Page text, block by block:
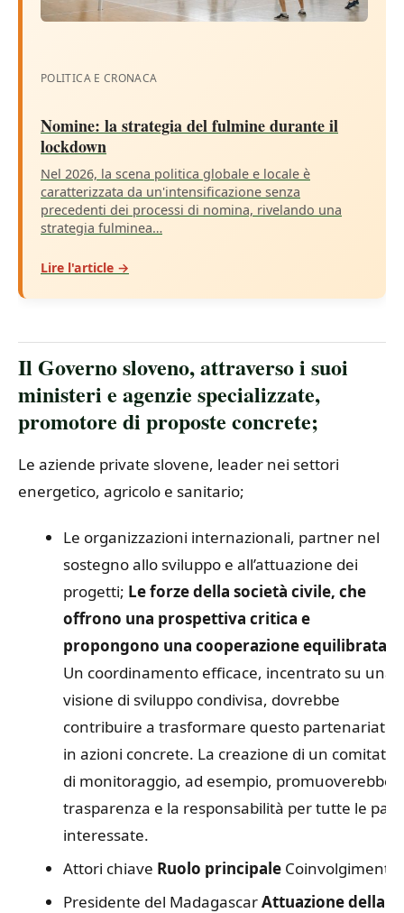
POLITICA E CRONACA
Nomine: la strategia del fulmine durante il
lockdown
Nel 2026, la scena politica globale e locale è
caratterizzata da un'intensificazione senza
precedenti dei processi di nomina, rivelando una
strategia fulminea…
Lire l'article →
Il Governo sloveno, attraverso i suoi
ministeri e agenzie specializzate,
promotore di proposte concrete;
Le aziende private slovene, leader nei settori
energetico, agricolo e sanitario;
Le organizzazioni internazionali, partner nel
sostegno allo sviluppo e all’attuazione dei
progetti; Le forze della società civile, che
offrono una prospettiva critica e
propongono una cooperazione equilibrata.
Un coordinamento efficace, incentrato su una
visione di sviluppo condivisa, dovrebbe
contribuire a trasformare questo partenariato
in azioni concrete. La creazione di un comitato
di monitoraggio, ad esempio, promuoverebbe
trasparenza e la responsabilità per tutte le parti
interessate.
Attori chiave Ruolo principaleCoinvolgimento
Presidente del MadagascarAttuazione della